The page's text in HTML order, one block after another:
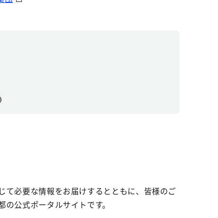
て必要な情報をお届けするとともに、皆様のご
公式ポータルサイトです。